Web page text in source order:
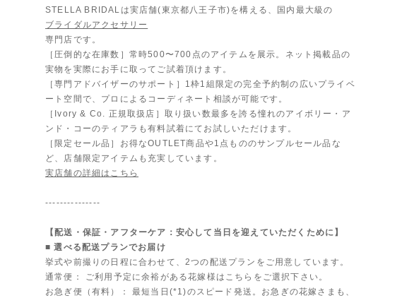
STELLA BRIDALは実店舗(東京都八王子市)を構える、国内最大級の
ブライダルアクセサリー
専門店です。
［圧倒的な在庫数］常時500〜700点のアイテムを展示。ネット掲載品の
実物を実際にお手に取ってご試着頂けます。
［専門アドバイザーのサポート］1枠1組限定の完全予約制の広いプライベ
ート空間で、プロによるコーディネート相談が可能です。
［Ivory & Co. 正規取扱店］取り扱い数最多を誇る憧れのアイボリー・ア
ンド・コーのティアラも有料試着にてお試しいただけます。
［限定セール品］お得なOUTLET商品や1点もののサンプルセール品な
ど、店舗限定アイテムも充実しています。
実店舗の詳細はこちら
---------------
【配送・保証・アフターケア：安心して当日を迎えていただくために】
■ 選べる配送プランでお届け
挙式や前撮りの日程に合わせて、2つの配送プランをご用意しています。
通常便： ご利用予定に余裕がある花嫁様はこちらをご選択下さい。
お急ぎ便（有料）： 最短当日(*1)のスピード発送。お急ぎの花嫁さまも、